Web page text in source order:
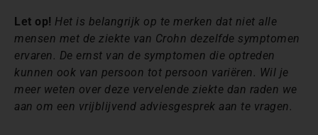
Let op! Het is belangrijk op te merken dat niet alle
mensen met de ziekte van Crohn dezelfde symptomen
ervaren. De ernst van de symptomen die optreden
kunnen ook van persoon tot persoon variëren. Wil je
meer weten over deze vervelende ziekte dan raden we
aan om een vrijblijvend adviesgesprek aan te vragen.